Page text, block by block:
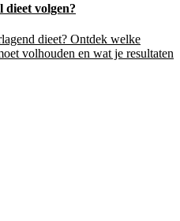
dieet volgen?
dieet? Ontdek welke
volhouden en wat je resultaten